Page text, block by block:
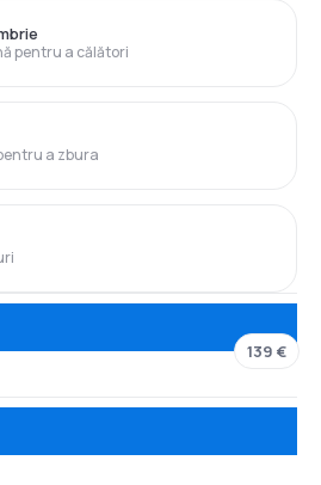
pentru a călători
a zbura
139 €